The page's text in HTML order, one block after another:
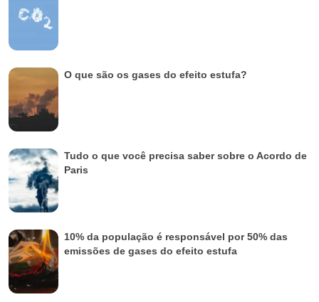
O que são os gases do efeito estufa?
Tudo o que você precisa saber sobre o Acordo de
Paris
10% da população é responsável por 50% das
emissões de gases do efeito estufa